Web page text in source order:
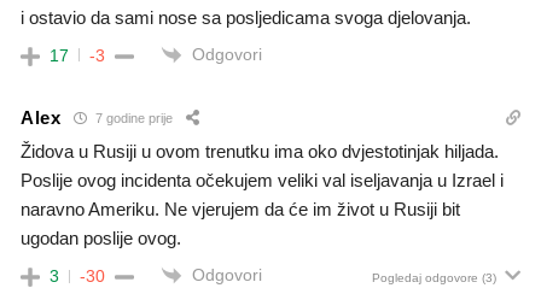
i ostavio da sami nose sa posljedicama svoga djelovanja.
17 -3 Odgovori
Alex 7 godine prije
Židova u Rusiji u ovom trenutku ima oko dvjestotinjak hiljada.
Poslije ovog incidenta očekujem veliki val iseljavanja u Izrael i
naravno Ameriku. Ne vjerujem da će im život u Rusiji bit
ugodan poslije ovog.
3 -30 Odgovori Pogledaj odgovore (3)